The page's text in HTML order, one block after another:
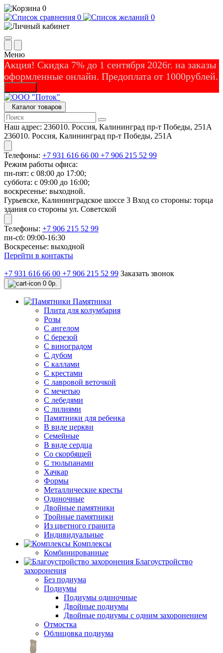
0
0
0
Меню
Акция! Скидка 7% до 1 сентября 2026г. на заказы
оформленные онлайн. Предоплата от 1000рублей.
Каталог товаров
Наш адрес: 236010. Россия, Калининград пр-т Победы, 251А
236010. Россия, Калининград пр-т Победы, 251А
Телефоны: +7 931 616 66 00 +7 906 215 52 99
Режим работы офиса:
пн-пят: с 08:00 до 17:00;
суббота: с 09:00 до 16:00;
воскресенье: выходной.
Гурьевске, Калининградское шоссе 3 Вход со стороны: торца
здания со стороны ул. Советской
Телефоны: +7 906 215 52 99
пн-сб: 09:00-16:30
Воскресенье: выходной
Перейти в контакты
+7 931 616 66 00 +7 906 215 52 99 Заказать звонок
0 0р.
Памятники
Плита для колумбария
Розы
C ангелом
C березой
С виноградом
С дубом
С каллами
С крестами
С лавровой веточкой
С мечетью
C лебедями
С лилиями
Памятники для ребенка
В виде церкви
Семейные
В виде сердца
Со скорбящей
С тюльпанами
Хачкар
Формы
Металлические кресты
Одиночные
Двойные памятники
Тройные памятники
Из цветного гранита
Индивидуальные
Комплексы
Комбинированные
Благоустройство
захоронения
Без подиума
Подиумы
Подиумы одиночные
Двойные подиумы
Двойные подиумы с одним захоронением
Отмостка
Облицовка подиума